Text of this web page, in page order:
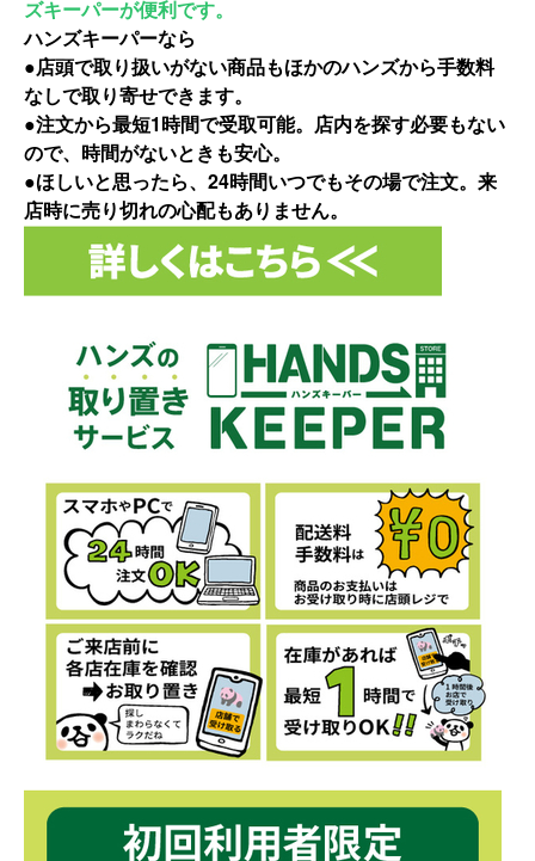
ズキーパーが便利です。
ハンズキーパーなら
●店頭で取り扱いがない商品もほかのハンズから手数料
なしで取り寄せできます。
●注文から最短1時間で受取可能。店内を探す必要もない
ので、時間がないときも安心。
●ほしいと思ったら、24時間いつでもその場で注文。来
店時に売り切れの心配もありません。